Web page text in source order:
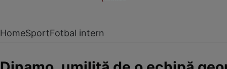
HomeSportFotbal intern